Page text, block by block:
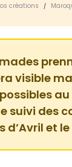
créations /
visible
au
suivi des
d’Avril et